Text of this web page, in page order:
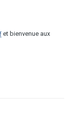
et bienvenue aux